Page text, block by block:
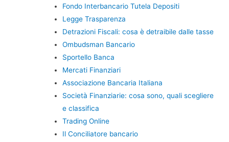
Fondo Interbancario Tutela Depositi
Legge Trasparenza
Detrazioni Fiscali: cosa è detraibile dalle tasse
Ombudsman Bancario
Sportello Banca
Mercati Finanziari
Associazione Bancaria Italiana
Società Finanziarie: cosa sono, quali scegliere
e classifica
Trading Online
Il Conciliatore bancario